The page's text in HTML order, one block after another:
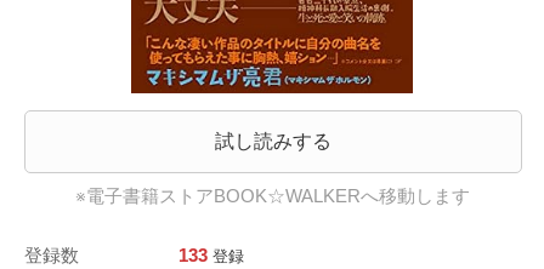
試し読みする
※電子書籍ストアBOOK☆WALKERへ移動します
登録数 133 登録